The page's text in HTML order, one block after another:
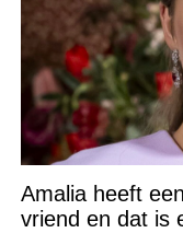
Amalia heeft
vriend en dat is